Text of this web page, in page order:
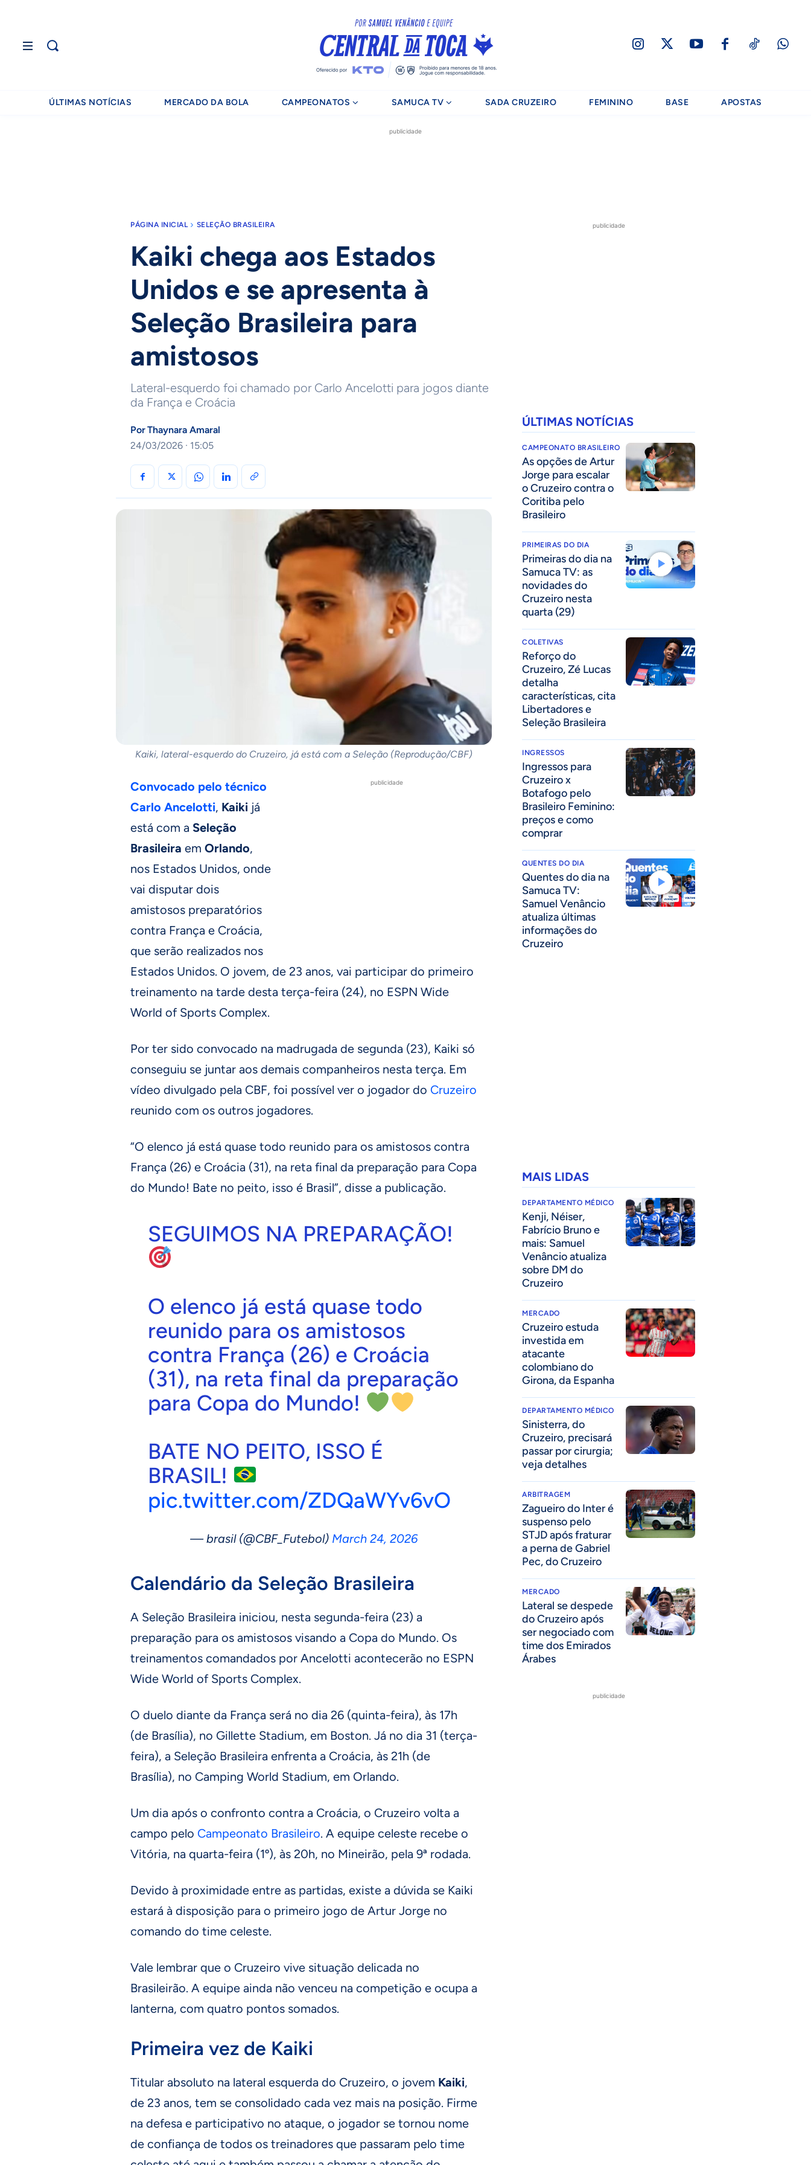
ÚLTIMAS NOTÍCIAS MERCADO DA BOLA CAMPEONATOS SAMUCA TV SADA CRUZEIRO FEMININO BASE APOSTAS
publicidade
PÁGINA INICIAL SELEÇÃO BRASILEIRA
Kaiki chega aos Estados
Unidos e se apresenta à
Seleção Brasileira para
amistosos
Lateral-esquerdo foi chamado por Carlo Ancelotti para jogos diante
da França e Croácia
PorThaynara Amaral
24/03/2026 · 15:05
Kaiki, lateral-esquerdo do Cruzeiro, já está com a Seleção (Reprodução/CBF)
publicidade
Convocado pelo técnico
Carlo Ancelotti, Kaiki já
está com a Seleção
Brasileira em Orlando,
nos Estados Unidos, onde
vai disputar dois
amistosos preparatórios
contra França e Croácia,
que serão realizados nos
Estados Unidos. O jovem, de 23 anos, vai participar do primeiro
treinamento na tarde desta terça-feira (24), no ESPN Wide
World of Sports Complex.
Por ter sido convocado na madrugada de segunda (23), Kaiki só
conseguiu se juntar aos demais companheiros nesta terça. Em
vídeo divulgado pela CBF, foi possível ver o jogador do Cruzeiro
reunido com os outros jogadores.
“O elenco já está quase todo reunido para os amistosos contra
França (26) e Croácia (31), na reta final da preparação para Copa
do Mundo! Bate no peito, isso é Brasil”, disse a publicação.
SEGUIMOS NA PREPARAÇÃO!
O elenco já está quase todo
reunido para os amistosos
contra França (26) e Croácia
(31), na reta final da preparação
para Copa do Mundo!
BATE NO PEITO, ISSO É
BRASIL!
pic.twitter.com/ZDQaWYv6vO
— brasil (@CBF_Futebol) March 24, 2026
Calendário da Seleção Brasileira
A Seleção Brasileira iniciou, nesta segunda-feira (23) a
preparação para os amistosos visando a Copa do Mundo. Os
treinamentos comandados por Ancelotti acontecerão no ESPN
Wide World of Sports Complex.
O duelo diante da França será no dia 26 (quinta-feira), às 17h
(de Brasília), no Gillette Stadium, em Boston. Já no dia 31 (terça-
feira), a Seleção Brasileira enfrenta a Croácia, às 21h (de
Brasília), no Camping World Stadium, em Orlando.
Um dia após o confronto contra a Croácia, o Cruzeiro volta a
campo pelo Campeonato Brasileiro. A equipe celeste recebe o
Vitória, na quarta-feira (1º), às 20h, no Mineirão, pela 9ª rodada.
Devido à proximidade entre as partidas, existe a dúvida se Kaiki
estará à disposição para o primeiro jogo de Artur Jorge no
comando do time celeste.
Vale lembrar que o Cruzeiro vive situação delicada no
Brasileirão. A equipe ainda não venceu na competição e ocupa a
lanterna, com quatro pontos somados.
Primeira vez de Kaiki
Titular absoluto na lateral esquerda do Cruzeiro, o jovem Kaiki,
de 23 anos, tem se consolidado cada vez mais na posição. Firme
na defesa e participativo no ataque, o jogador se tornou nome
de confiança de todos os treinadores que passaram pelo time
publicidade
ÚLTIMAS NOTÍCIAS
CAMPEONATO BRASILEIRO
As opções de Artur
Jorge para escalar
o Cruzeiro contra o
Coritiba pelo
Brasileiro
PRIMEIRAS DO DIA
Primeiras do dia na
Samuca TV: as
novidades do
Cruzeiro nesta
quarta (29)
COLETIVAS
⁠Reforço do
Cruzeiro, Zé Lucas
detalha
características, cita
Libertadores e
Seleção Brasileira
INGRESSOS
Ingressos para
Cruzeiro x
Botafogo pelo
Brasileiro Feminino:
preços e como
comprar
QUENTES DO DIA
Quentes do dia na
Samuca TV:
Samuel Venâncio
atualiza últimas
informações do
Cruzeiro
MAIS LIDAS
DEPARTAMENTO MÉDICO
Kenji, Néiser,
Fabrício Bruno e
mais: Samuel
Venâncio atualiza
sobre DM do
Cruzeiro
MERCADO
Cruzeiro estuda
investida em
atacante
colombiano do
Girona, da Espanha
DEPARTAMENTO MÉDICO
Sinisterra, do
Cruzeiro, precisará
passar por cirurgia;
veja detalhes
ARBITRAGEM
Zagueiro do Inter é
suspenso pelo
STJD após fraturar
a perna de Gabriel
Pec, do Cruzeiro
MERCADO
Lateral se despede
do Cruzeiro após
ser negociado com
time dos Emirados
Árabes
publicidade